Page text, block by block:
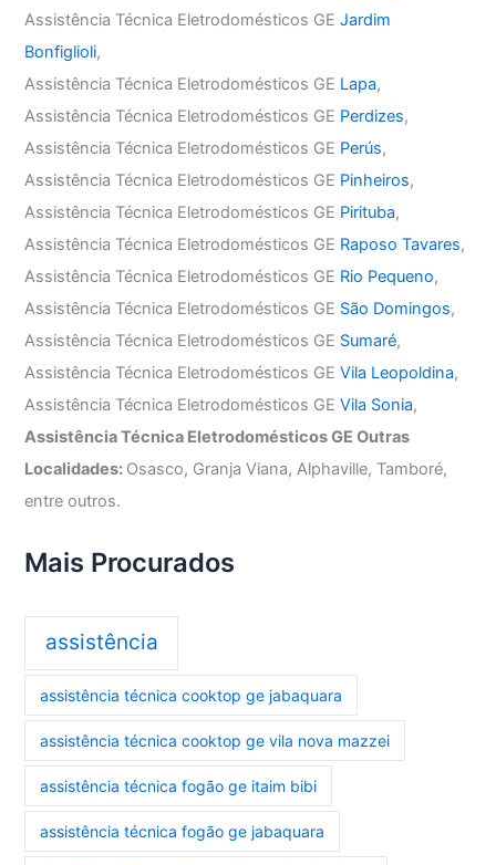
Assistência Técnica Eletrodomésticos GEJardim
Bonfiglioli,
Assistência Técnica Eletrodomésticos GE Lapa,
Assistência Técnica Eletrodomésticos GE Perdizes,
Assistência Técnica Eletrodomésticos GE Perús,
Assistência Técnica Eletrodomésticos GE Pinheiros,
Assistência Técnica Eletrodomésticos GE Pirituba,
Assistência Técnica Eletrodomésticos GE Raposo Tavares,
Assistência Técnica Eletrodomésticos GE Rio Pequeno,
Assistência Técnica Eletrodomésticos GE São Domingos,
Assistência Técnica Eletrodomésticos GE Sumaré,
Assistência Técnica Eletrodomésticos GEVila Leopoldina,
Assistência Técnica Eletrodomésticos GEVila Sonia,
Assistência Técnica Eletrodomésticos GE Outras
Localidades: Osasco, Granja Viana, Alphaville, Tamboré,
entre outros.
Mais Procurados
assistência
assistência técnica cooktop ge jabaquara
assistência técnica cooktop ge vila nova mazzei
assistência técnica fogão ge itaim bibi
assistência técnica fogão ge jabaquara